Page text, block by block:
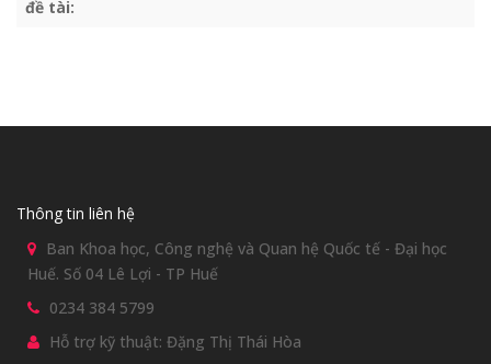
đề tài:
Thông tin liên hệ
Ban Khoa học, Công nghệ và Quan hệ Quốc tế - Đại học
Huế. Số 04 Lê Lợi - TP Huế
0234 384 5799
Hỗ trợ kỹ thuật: Đặng Thị Thái Hòa